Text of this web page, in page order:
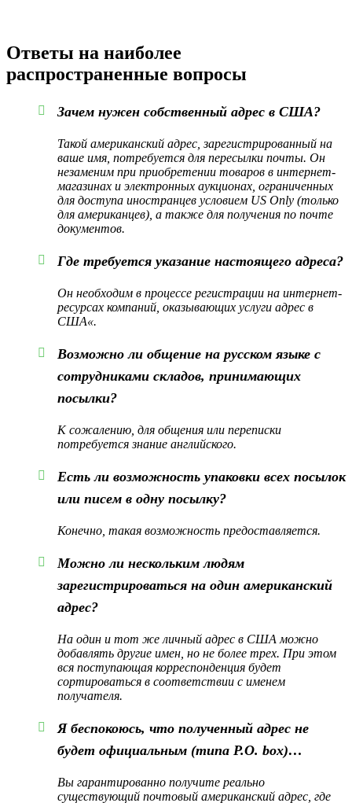
Ответы на наиболее
распространенные вопросы
Зачем нужен собственный адрес в США?
Такой американский адрес, зарегистрированный на
ваше имя, потребуется для пересылки почты. Он
незаменим при приобретении товаров в интернет-
магазинах и электронных аукционах, ограниченных
для доступа иностранцев условием US Only (только
для американцев), а также для получения по почте
документов.
Где требуется указание настоящего адреса?
Он необходим в процессе регистрации на интернет-
ресурсах компаний, оказывающих услуги адрес в
США«.
Возможно ли общение на русском языке с
сотрудниками складов, принимающих
посылки?
К сожалению, для общения или переписки
потребуется знание английского.
Есть ли возможность упаковки всех посылок
или писем в одну посылку?
Конечно, такая возможность предоставляется.
Можно ли нескольким людям
зарегистрироваться на один американский
адрес?
На один и тот же личный адрес в США можно
добавлять другие имен, но не более трех. При этом
вся поступающая корреспонденция будет
сортироваться в соответствии с именем
получателя.
Я беспокоюсь, что полученный адрес не
будет официальным (типа P.O. box)…
Вы гарантированно получите реально
существующий почтовый американский адрес, где